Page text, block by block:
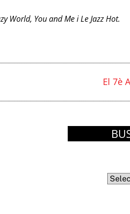
World, You and Me i Le Jazz Hot.
El 7è
Arxius